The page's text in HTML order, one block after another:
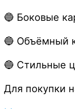
🔵 Боковые
🔵 Объёмный
🔵 Стильные
Для покупки